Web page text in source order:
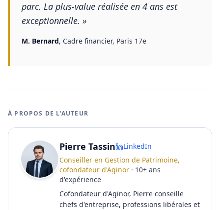
parc. La plus-value réalisée en 4 ans est
exceptionnelle. »
M. Bernard, Cadre financier, Paris 17e
À PROPOS DE L'AUTEUR
Pierre Tassin
LinkedIn
Conseiller en Gestion de Patrimoine,
cofondateur d'Aginor · 10+ ans
d'expérience
Cofondateur d'Aginor, Pierre conseille
chefs d'entreprise, professions libérales et